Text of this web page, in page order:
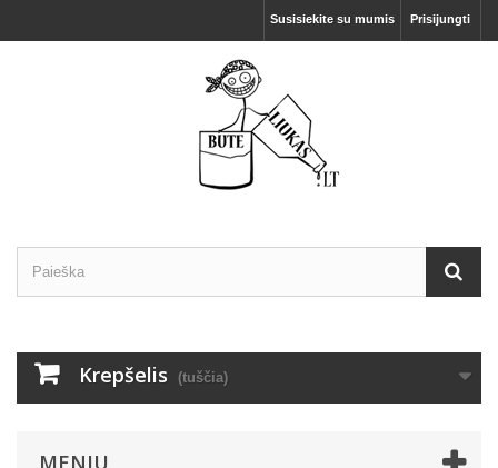
Prisijungti
Susisiekite su mumis
Krepšelis (tuščia)
MENIU